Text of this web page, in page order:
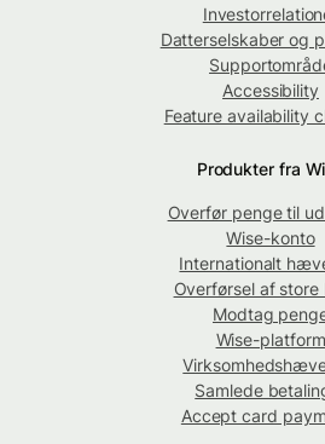
Datterselskaber og
Accessibility
Feature availability
Produkter fra
Overfør penge til
Wise-konto
Internationalt
Overførsel af store
Modtag
Wise-platform
Samlede
Accept card